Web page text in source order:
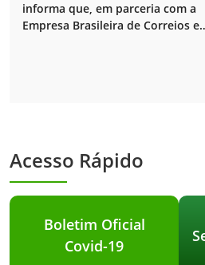
informa que, em parceria com a
Empresa Brasileira de Correios e
Acesso Rápido
Boletim Oficial
Covid-19